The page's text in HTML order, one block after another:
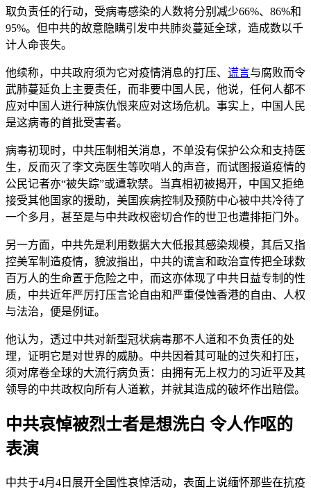
取负责任的行动，受病毒感染的人数将分别减少66%、86%和
95%。但中共的故意隐瞒引发中共肺炎蔓延全球，造成数以千
计人命丧失。
他续称，中共政府须为它对疫情消息的打压、 谎言与腐败而令
武肺蔓延负上主要责任，而非要中国人民，他说，任何人都不
应对中国人进行种族仇恨来应对这场危机。事实上，中国人民
是这病毒的首批受害者。
病毒初现时，中共压制相关消息，不单没有保护公众和支持医
生，反而灭了李文亮医生等吹哨人的声音，而试图报道疫情的
公民记者亦“被失踪”或遭软禁。当真相初被揭开，中国又拒绝
接受其他国家的援助，美国疾病控制及预防中心被中共冷待了
一个多月，甚至是与中共政权密切合作的世卫也遭排拒门外。
另一方面，中共先是利用数据大大低报其感染规模，其后又指
控美军制造疫情，貌波指出，中共的谎言和政治宣传把全球数
百万人的生命置于危险之中，而这亦体现了中共日益专制的性
质，中共近年严厉打压言论自由和严重侵蚀香港的自由、人权
与法治，便是例证。
他认为，透过中共对新型冠状病毒那不人道和不负责任的处
理，证明它是对世界的威胁。中共因着其可耻的过失和打压，
须对席卷全球的大流行病负责：由拥有无上权力的习近平及其
领导的中共政权向所有人道歉，并就其造成的破坏作出赔偿。
中共哀悼被烈士者是想洗白 令人作呕的
表演
中共于4月4日展开全国性哀悼活动，表面上说缅怀那些在抗疫